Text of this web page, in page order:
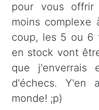
pour vous
moins complexe
coup, les 5 ou 6
en stock vont
que j'enverrais
d'échecs. Y'en
monde! ;p)